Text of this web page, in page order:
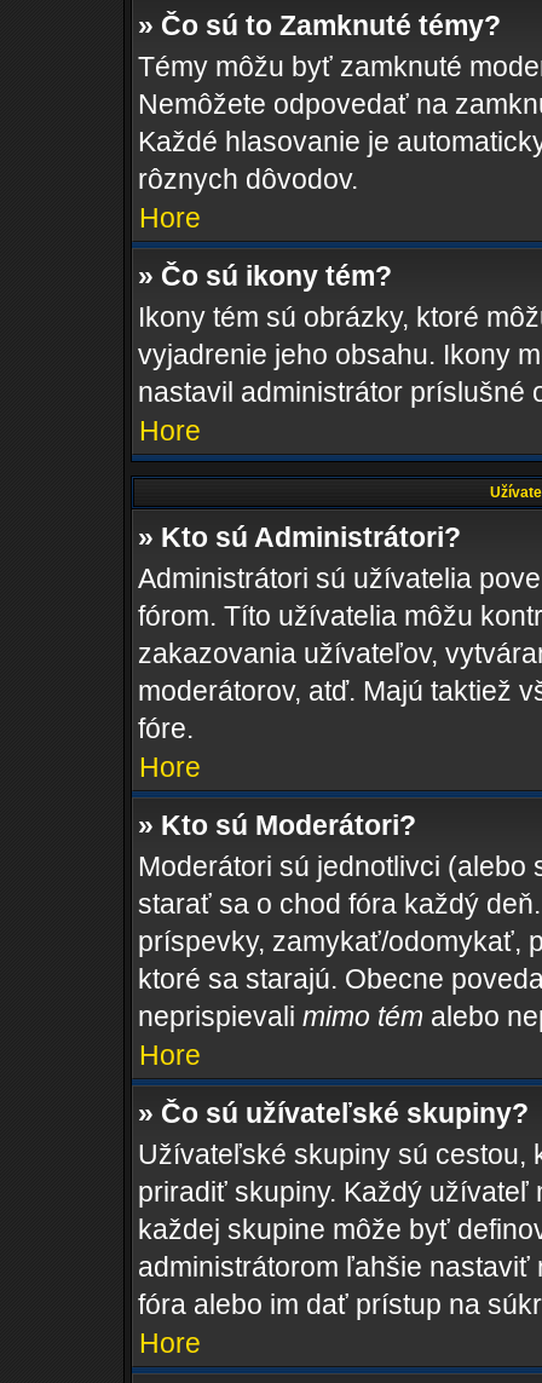
» Čo sú to Zamknuté témy?
Témy môžu byť zamknuté
Nemôžete odpovedať na
Každé hlasovanie je
rôznych dôvodov.
Hore
» Čo sú ikony tém?
Ikony tém sú obrázky, ktoré
vyjadrenie jeho obsahu. Ikony
nastavil administrátor príslušné
Hore
» Kto sú Administrátori?
Administrátori sú užívatelia
fórom. Títo užívatelia môžu
zakazovania užívateľov,
moderátorov, atď. Majú taktiež
fóre.
Hore
» Kto sú Moderátori?
Moderátori sú jednotlivci
starať sa o chod fóra každý
príspevky, zamykať/odomykať,
ktoré sa starajú. Obecne
neprispievali mimo tém alebo
Hore
» Čo sú užívateľské skupiny?
Užívateľské skupiny sú cestou,
priradiť skupiny. Každý
každej skupine môže byť
administrátorom ľahšie
fóra alebo im dať prístup na
Hore